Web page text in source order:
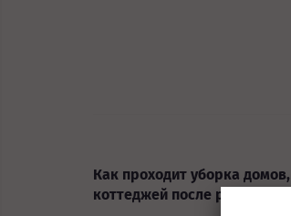
Как проходит уборка домов,
коттеджей после ремонта?